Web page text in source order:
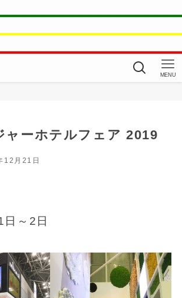
MENU
ャーホテルフェア 2019
12月21日
～2日